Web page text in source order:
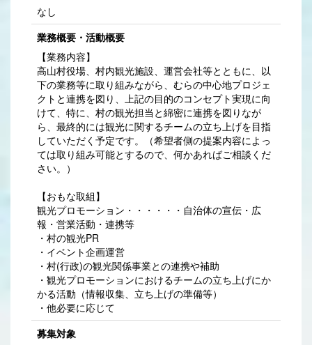
なし
業務概要・活動概要
【業務内容】
高山村役場、村内観光施設、運営会社等とともに、以
下の業務等に取り組みながら、むらの中心地プロジェ
クトと連携を図り、上記の目的のコンセプト実現に向
けて、特に、村の観光担当と綿密に連携を図りなが
ら、最終的には観光に関するチームの立ち上げを目指
していただく予定です。（希望者側の提案内容によっ
ては取り組み可能とするので、何かあればご相談くだ
さい。）
【おもな取組】
観光プロモーション・・・・・・自治体の宣伝・広
報・営業活動・連携等
・村の観光PR
・イベント企画運営
・村(行政)の観光関係事業との連携や補助
・観光プロモーションにおけるチームの立ち上げにか
かる活動（情報収集、立ち上げの準備等）
・他必要に応じて
募集対象